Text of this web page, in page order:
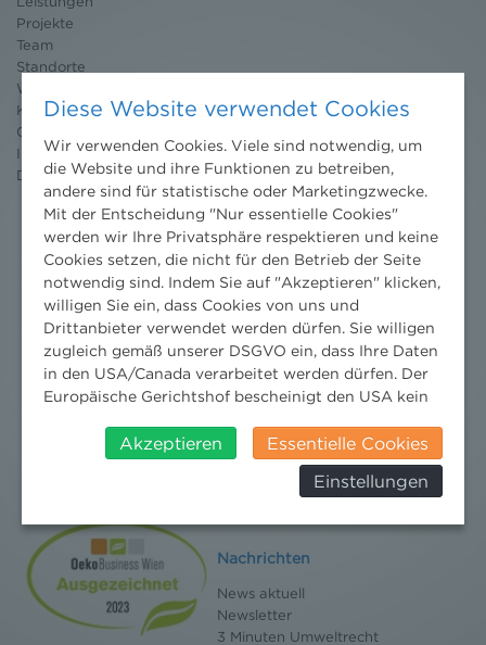
Projekte
Team
Standorte
Wissenschaft
Karriere
Ombudsstelle
Impressum
Datenschutzerklärung
Nachrichten
News aktuell
Newsletter
3 Minuten Umweltrecht
Diese Website verwendet Cookies
Wir verwenden Cookies. Viele sind notwendig, um
die Website und ihre Funktionen zu betreiben,
andere sind für statistische oder Marketingzwecke.
Mit der Entscheidung "Nur essentielle Cookies"
werden wir Ihre Privatsphäre respektieren und keine
Cookies setzen, die nicht für den Betrieb der Seite
notwendig sind. Indem Sie auf "Akzeptieren" klicken,
willigen Sie ein, dass Cookies von uns und
Drittanbieter verwendet werden dürfen. Sie willigen
zugleich gemäß unserer DSGVO ein, dass Ihre Daten
in den USA/Canada verarbeitet werden dürfen. Der
Europäische Gerichtshof bescheinigt den USA kein
insbesondere das Risiko, dass ihre Daten durch US-
Behörden, zu Kontroll- und zu
Überwachungszwecken, verarbeitet werden und
werden können. Zudem finden Sie am
Bildschirmrand ein Cookie-Icon wo Sie jederzeit Ihre
Einwilligung widerrufen und Widerspruch ausüben.
Weitere Infomationen finden Sie hier:
Datenschutzerklärung
Akzeptieren
Essentielle Cookies
Einstellungen